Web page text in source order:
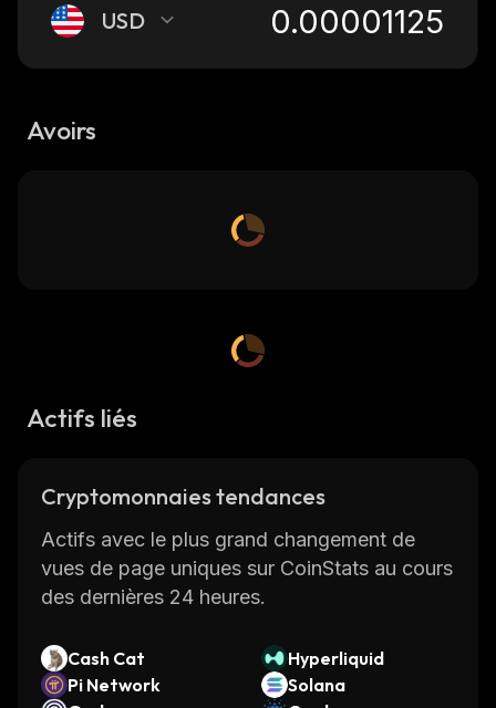
USD
Avoirs
Actifs liés
Cryptomonnaies tendances
Actifs avec le plus grand changement de
vues de page uniques sur CoinStats au cours
des dernières 24 heures.
Cash Cat
Hyperliquid
Pi Network
Solana